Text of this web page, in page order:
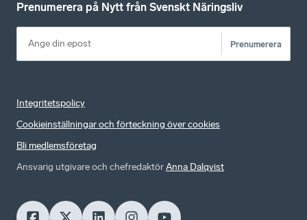
Prenumerera på Nytt från Svenskt Näringsliv
Prenumerera
Integritetspolicy
Cookieinställningar och förteckning över cookies
Bli medlemsföretag
Ansvarig utgivare och chefredaktörAnna Dalqvist